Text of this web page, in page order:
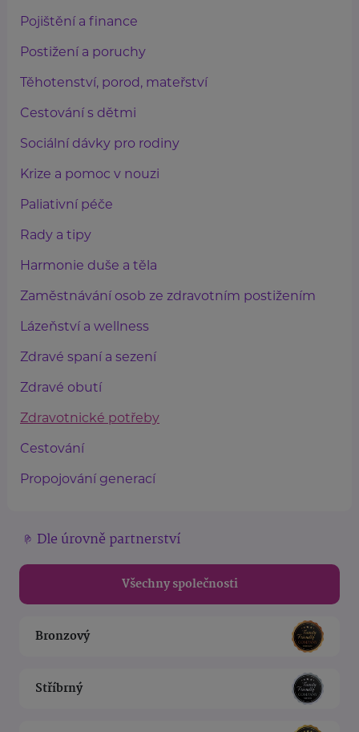
Pojištění a finance
Postižení a poruchy
Těhotenství, porod, mateřství
Cestování s dětmi
Sociální dávky pro rodiny
Krize a pomoc v nouzi
Paliativní péče
Rady a tipy
Harmonie duše a těla
Zaměstnávání osob ze zdravotním postižením
Lázeňství a wellness
Zdravé spaní a sezení
Zdravé obutí
Zdravotnické potřeby
Cestování
Propojování generací
Dle úrovně partnerství
Všechny společnosti
Bronzový
Stříbrný